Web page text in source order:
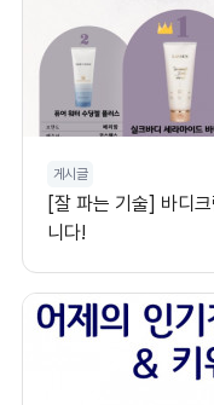
게시글
[잘 파는 기술] 바디
니다!